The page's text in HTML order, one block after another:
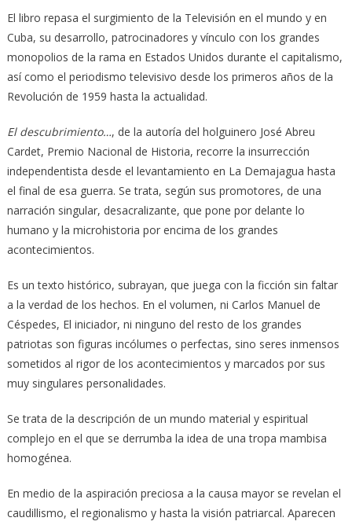
El libro repasa el surgimiento de la Televisión en el mundo y en
Cuba, su desarrollo, patrocinadores y vínculo con los grandes
monopolios de la rama en Estados Unidos durante el capitalismo,
así como el periodismo televisivo desde los primeros años de la
Revolución de 1959 hasta la actualidad.
El descubrimiento…, de la autoría del holguinero José Abreu
Cardet, Premio Nacional de Historia, recorre la insurrección
independentista desde el levantamiento en La Demajagua hasta
el final de esa guerra. Se trata, según sus promotores, de una
narración singular, desacralizante, que pone por delante lo
humano y la microhistoria por encima de los grandes
acontecimientos.
Es un texto histórico, subrayan, que juega con la ficción sin faltar
a la verdad de los hechos. En el volumen, ni Carlos Manuel de
Céspedes, El iniciador, ni ninguno del resto de los grandes
patriotas son figuras incólumes o perfectas, sino seres inmensos
sometidos al rigor de los acontecimientos y marcados por sus
muy singulares personalidades.
Se trata de la descripción de un mundo material y espiritual
complejo en el que se derrumba la idea de una tropa mambisa
homogénea.
En medio de la aspiración preciosa a la causa mayor se revelan el
caudillismo, el regionalismo y hasta la visión patriarcal. Aparecen